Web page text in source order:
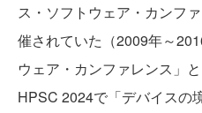
ス・ソフトウェア・カンフ
催されていた（2009年～
ウェア・カンファレンス」
HPSC 2024で「デバイスの